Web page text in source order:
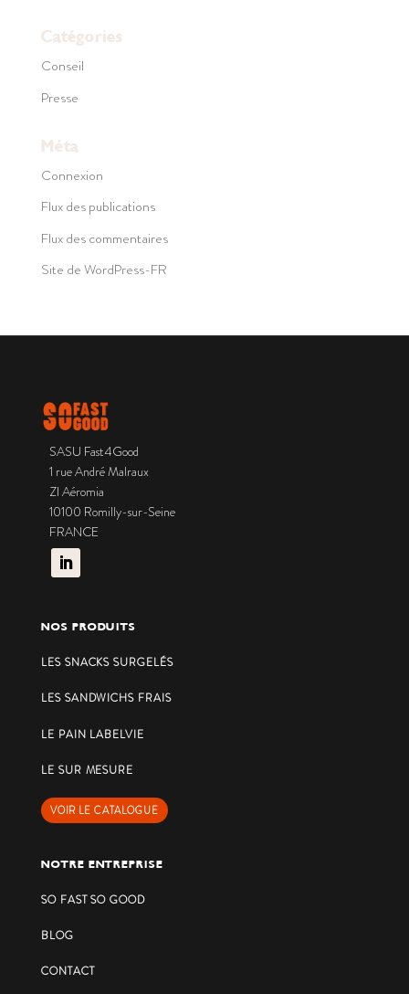
Catégories
Conseil
Presse
Méta
Connexion
Flux des publications
Flux des commentaires
Site de WordPress-FR
SASU Fast4Good
1 rue André Malraux
ZI Aéromia
10100 Romilly-sur-Seine
FRANCE
NOS PRODUITS
LES SNACKS SURGELÉS
LES SANDWICHS FRAIS
LE PAIN LABELVIE
LE SUR MESURE
VOIR LE CATALOGUE
NOTRE ENTREPRISE
SO FAST SO GOOD
BLOG
CONTACT